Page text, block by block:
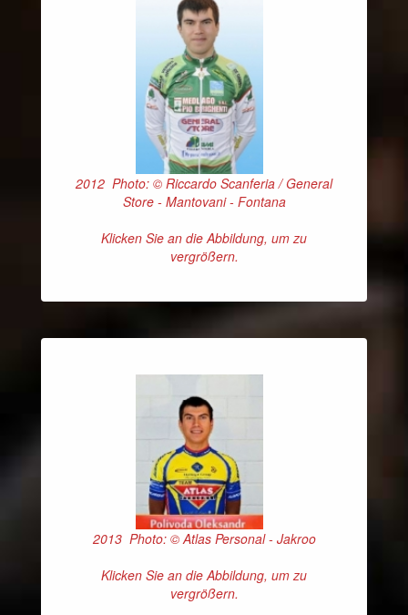
2012 Photo: © Riccardo Scanferia / General
Store - Mantovani - Fontana
Klicken Sie an die Abbildung, um zu
vergrößern.
2013 Photo: © Atlas Personal - Jakroo
Klicken Sie an die Abbildung, um zu
vergrößern.